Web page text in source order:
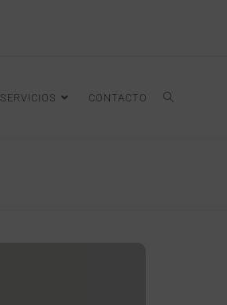
SERVICIOS CONTACTO